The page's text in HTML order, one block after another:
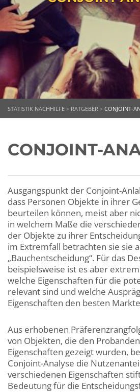
STATISTIK NACHHILFE > RATGEBER > CONJOINT-
CONJOINT-
Ausgangspunkt der Conjoint-
dass Personen Objekte in ihrer
beurteilen können, meist aber
in welchem Maße die
der Objekte zu ihrer
im Extremfall betrachten sie sie
„Bauchentscheidung“. Für das
beispielsweise ist es aber
welche Eigenschaften für die
relevant sind und welche
Eigenschaften den besten
Aus erhobenen
von Objekten, die den
Eigenschaften gezeigt wurden,
Conjoint-Analyse die
verschiedenen Eigenschaften
Bedeutung für die